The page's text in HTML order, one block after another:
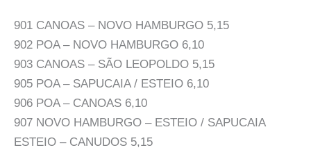
901 CANOAS – NOVO HAMBURGO 5,15
902 POA – NOVO HAMBURGO 6,10
903 CANOAS – SÃO LEOPOLDO 5,15
905 POA – SAPUCAIA / ESTEIO 6,10
906 POA – CANOAS 6,10
907 NOVO HAMBURGO – ESTEIO / SAPUCAIA
ESTEIO – CANUDOS 5,15